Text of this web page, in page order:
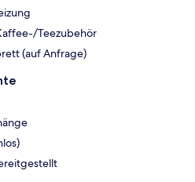
Teezubehör
(auf Anfrage)